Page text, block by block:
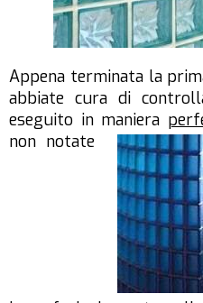
Appena terminata la
abbiate cura di
eseguito in maniera
non notate